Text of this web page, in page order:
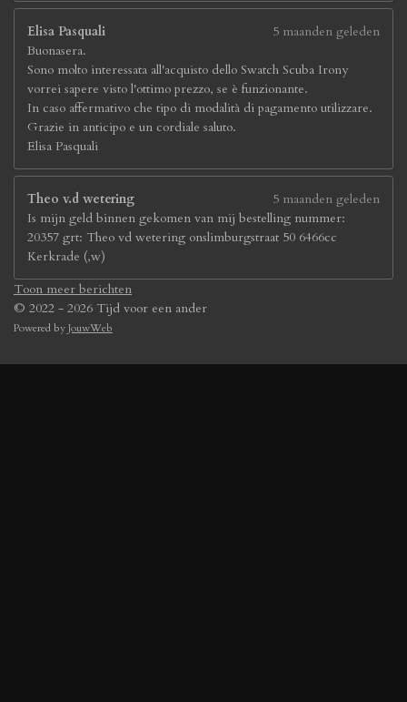
Elisa Pasquali
5 maanden geleden
Buonasera.
Sono molto interessata all'acquisto dello Swatch Scuba Irony
vorrei sapere visto l'ottimo prezzo, se è funzionante.
In caso affermativo che tipo di modalità di pagamento utilizzare.
Grazie in anticipo e un cordiale saluto.
Elisa Pasquali
Theo v.d wetering
5 maanden geleden
Is mijn geld binnen gekomen van mij bestelling nummer:
20357 grt: Theo vd wetering onslimburgstraat 50 6466cc
Kerkrade (,w)
Toon meer berichten
© 2022 - 2026 Tijd voor een ander
Powered byJouwWeb